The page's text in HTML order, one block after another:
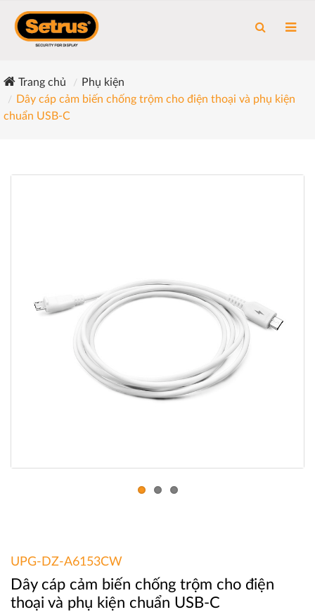
Trang chủ
Phụ kiện
Dây cáp cảm biến chống trộm cho điện thoại và phụ kiện
chuẩn USB-C
UPG-DZ-A6153CW
Dây cáp cảm biến chống trộm cho điện
thoại và phụ kiện chuẩn USB-C